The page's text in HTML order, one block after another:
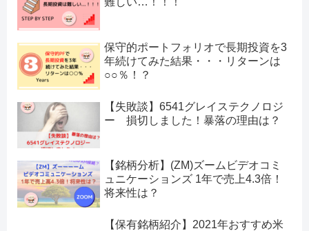
保守的ポートフォリオで長期投資を3
年続けてみた結果・・・リターンは
○○％！？
【失敗談】6541グレイステクノロジ
ー 損切しました！暴落の理由は？
【銘柄分析】(ZM)ズームビデオコミ
ュニケーションズ 1年で売上4.3倍！
将来性は？
【保有銘柄紹介】2021年おすすめ米